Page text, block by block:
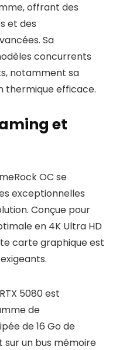
offrant des
et des
Sa
concurrents
notamment sa
thermique efficace.
et
OC se
exceptionnelles
Conçue pour
en 4K Ultra HD
carte graphique est
5080 est
de
de 16 Go de
sur un bus mémoire